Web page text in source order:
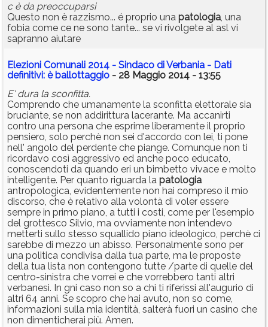
c è da preoccuparsi
Questo non è razzismo... é proprio una patologia, una
fobia come ce ne sono tante... se vi rivolgete al asl vi
sapranno aiutare
Elezioni Comunali 2014 - Sindaco di Verbania - Dati
definitivi: è ballottaggio - 28 Maggio 2014 - 13:55
E' dura la sconfitta.
Comprendo che umanamente la sconfitta elettorale sia
bruciante, se non addirittura lacerante. Ma accanirti
contro una persona che esprime liberamente il proprio
pensiero, solo perchè non sei d'accordo con lei, ti pone
nell' angolo del perdente che piange. Comunque non ti
ricordavo così aggressivo ed anche poco educato,
conoscendoti da quando eri un bimbetto vivace e molto
intelligente. Per quanto riguarda la patologia
antropologica, evidentemente non hai compreso il mio
discorso, che è relativo alla volontà di voler essere
sempre in primo piano, a tutti i costi, come per l'esempio
del grottesco Silvio, ma ovviamente non intendevo
metterti sullo stesso squallido piano ideologico, perchè ci
sarebbe di mezzo un abisso. Personalmente sono per
una politica condivisa dalla tua parte, ma le proposte
della tua lista non contengono tutte /parte di quelle del
centro-sinistra che vorrei e che vorrebbero tanti altri
verbanesi. In gni caso non so a chi ti riferissi all'augurio di
altri 64 anni. Se scopro che hai avuto, non so come,
informazioni sulla mia identità, salterà fuori un casino che
non dimenticherai più. Amen.